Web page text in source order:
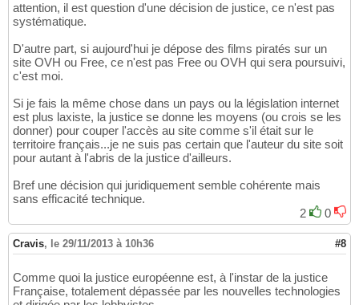
attention, il est question d'une décision de justice, ce n'est pas
systématique.
D'autre part, si aujourd'hui je dépose des films piratés sur un
site OVH ou Free, ce n'est pas Free ou OVH qui sera poursuivi,
c'est moi.
Si je fais la même chose dans un pays ou la législation internet
est plus laxiste, la justice se donne les moyens (ou crois se les
donner) pour couper l'accès au site comme s'il était sur le
territoire français...je ne suis pas certain que l'auteur du site soit
pour autant à l'abris de la justice d'ailleurs.
Bref une décision qui juridiquement semble cohérente mais
sans efficacité technique.
2
0
Cravis, le 29/11/2013 à 10h36 #8
Comme quoi la justice européenne est, à l'instar de la justice
Française, totalement dépassée par les nouvelles technologies